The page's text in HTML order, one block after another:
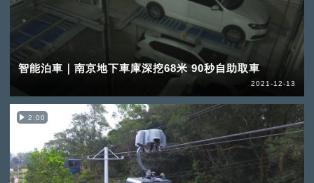
智能泊車｜南京地下車庫深挖68米 90秒自助取車
2021-12-13
2:00